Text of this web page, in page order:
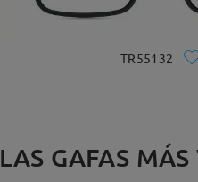
TR55132
LAS GAFAS